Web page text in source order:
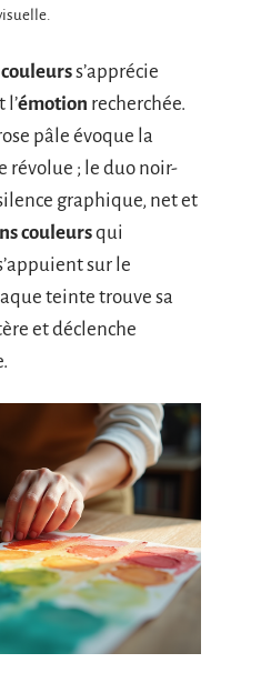
s’apprécie
l’émotion recherchée.
pâle évoque la
révolue ; le duo noir-
graphique, net et
couleursqui
sur le
teinte trouve sa
et déclenche